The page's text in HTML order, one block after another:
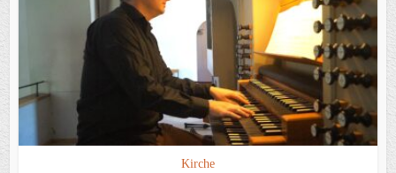
Kirche